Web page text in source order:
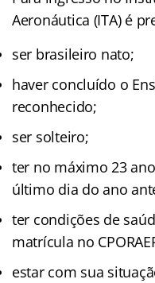
Aeronáutica (ITA) é
ser brasileiro nato;
haver concluído o
reconhecido;
ser solteiro;
ter no máximo 23
último dia do ano
ter condições de
matrícula no
estar com sua